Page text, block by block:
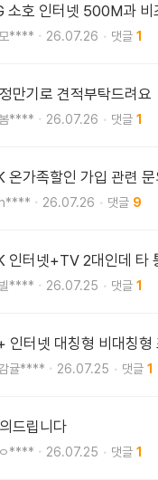
소호 인터넷 500M과 비
모**** 26.07.26 1
만기로 견적부탁드려요
봄**** 26.07.26 1
온가족할인 가입 관련
h**** 26.07.26 9
인터넷+TV 2대인데 타
빌**** 26.07.25 1
인터넷 대칭형 비대칭형
감귤**** 26.07.25 1
드립니다
ㅇ**** 26.07.25 1